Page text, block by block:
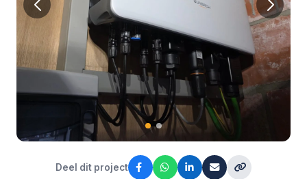
Deel dit project